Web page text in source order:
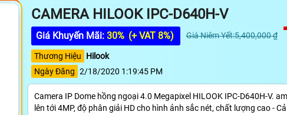
CAMERA HILOOK IPC-D640H-V
Giá Khuyến Mãi: 30% (+ VAT 8%) Giá Niêm Yết:5,400,000 ₫
Thương Hiệu
Hilook
Ngày Đăng 2/18/2020 1:19:45 PM
Camera IP Dome hồng ngoại 4.0 Megapixel HILOOK IPC-D640H-V.
lên tới 4MP, độ phân giải HD cho hình ảnh sắc nét, chất lượng cao -